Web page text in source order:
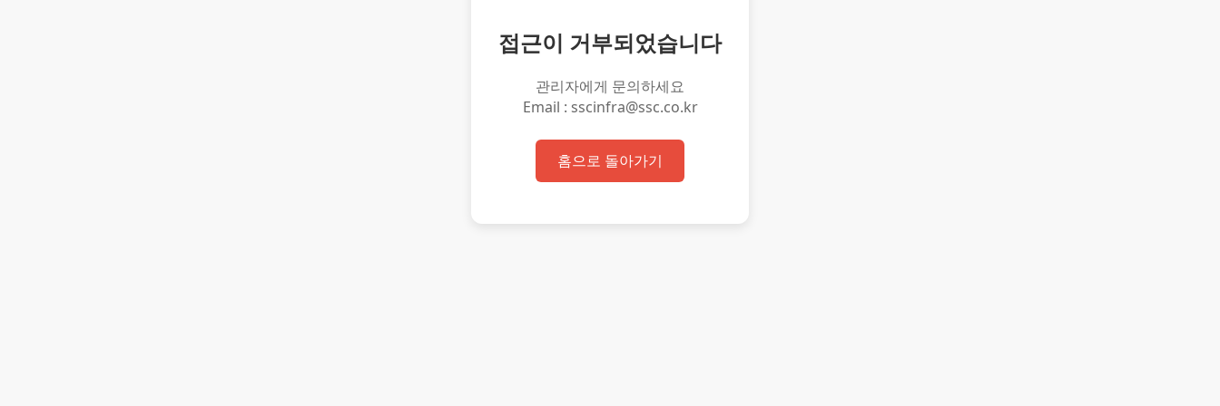
접근이 거부되었습니다
관리자에게 문의하세요
Email : sscinfra@ssc.co.kr
홈으로 돌아가기